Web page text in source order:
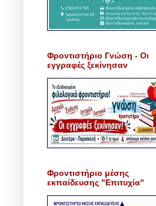
Φροντιστήριο Γνώση - Οι
εγγραφές ξεκίνησαν
Φροντιστήριο μέσης
εκπαίδευσης "Επιτυχία"